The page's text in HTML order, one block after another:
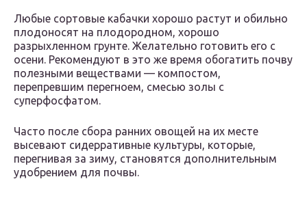
Любые сортовые кабачки хорошо растут и обильно
плодоносят на плодородном, хорошо
разрыхленном грунте. Желательно готовить его с
осени. Рекомендуют в это же время обогатить почву
полезными веществами — компостом,
перепревшим перегноем, смесью золы с
суперфосфатом.
Часто после сбора ранних овощей на их месте
высевают сидерративные культуры, которые,
перегнивая за зиму, становятся дополнительным
удобрением для почвы.